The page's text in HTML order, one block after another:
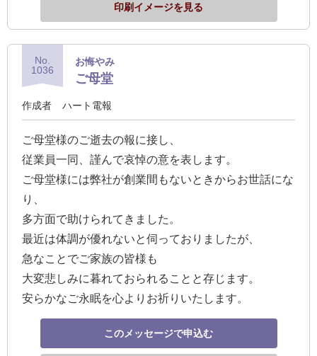
せ
印刷イメージを見る
No.
1036
お悔やみ
ご母堂
作成者 ハート電報
ご母堂様のご逝去の報に接し、
従業員一同、謹んで哀悼の意を表します。
ご母堂様には弊社が創業間もないときからお世話にな
り、
多方面で助けられてきました。
最近は体調が優れないと伺っておりましたが、
急なことでご家族の皆様も
大変悲しみに暮れておられることと存じます。
安らかなご永眠を心よりお祈りいたします。
このメッセージで申込む